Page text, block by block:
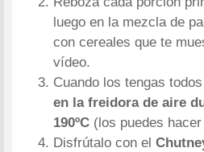
luego en la mezcla de
con cereales que te
vídeo.
Cuando los tengas
en la freidora de aire
190ºC (los puedes
Disfrútalo con el